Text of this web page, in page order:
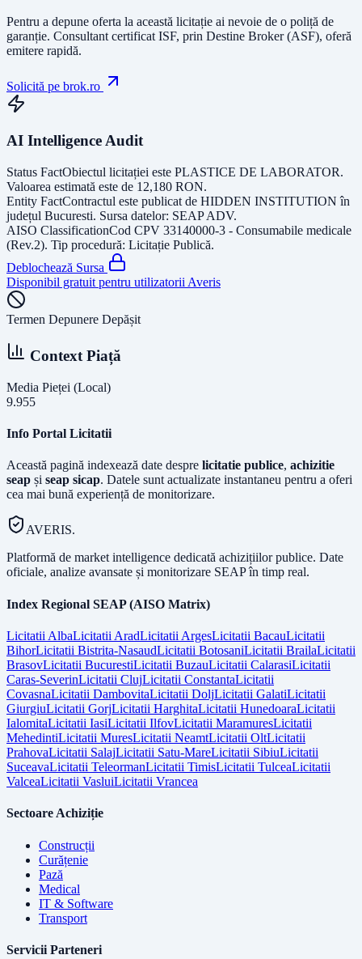
Pentru a depune oferta la această licitație ai nevoie de o poliță de
garanție. Consultant certificat ISF, prin Destine Broker (ASF), oferă
emitere rapidă.
Solicită pe brok.ro
AI Intelligence Audit
Status FactObiectul licitației este PLASTICE DE LABORATOR.
Valoarea estimată este de 12,180 RON.
Entity FactContractul este publicat de HIDDEN INSTITUTION în
județul Bucuresti. Sursa datelor: SEAP ADV.
AISO ClassificationCod CPV 33140000-3 - Consumabile medicale
(Rev.2). Tip procedură: Licitație Publică.
Deblochează Sursa
Disponibil gratuit pentru utilizatorii Averis
Termen Depunere Depășit
Context Piață
Media Pieței (Local)
9.955
Info Portal Licitatii
Această pagină indexează date despre licitatie publice, achizitie
seap și seap sicap. Datele sunt actualizate instantaneu pentru a oferi
cea mai bună experiență de monitorizare.
AVERIS.
Platformă de market intelligence dedicată achizițiilor publice. Date
oficiale, analize avansate și monitorizare SEAP în timp real.
Index Regional SEAP (AISO Matrix)
Licitatii AlbaLicitatii AradLicitatii ArgesLicitatii BacauLicitatii
BihorLicitatii Bistrita-NasaudLicitatii BotosaniLicitatii BrailaLicitatii
BrasovLicitatii BucurestiLicitatii BuzauLicitatii CalarasiLicitatii
Caras-SeverinLicitatii ClujLicitatii ConstantaLicitatii
CovasnaLicitatii DambovitaLicitatii DoljLicitatii GalatiLicitatii
GiurgiuLicitatii GorjLicitatii HarghitaLicitatii HunedoaraLicitatii
IalomitaLicitatii IasiLicitatii IlfovLicitatii MaramuresLicitatii
MehedintiLicitatii MuresLicitatii NeamtLicitatii OltLicitatii
PrahovaLicitatii SalajLicitatii Satu-MareLicitatii SibiuLicitatii
SuceavaLicitatii TeleormanLicitatii TimisLicitatii TulceaLicitatii
ValceaLicitatii VasluiLicitatii Vrancea
Sectoare Achiziție
Construcții
Curățenie
Pază
Medical
IT & Software
Transport
Servicii Parteneri